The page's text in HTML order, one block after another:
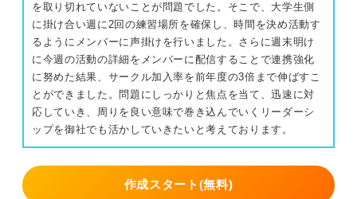
を取り切れていないことが問題でした。そこで、大学生側
に掛け合い週に2回の練習場所を確保し、時間を決め活動す
るようにメンバーに声掛けを行いました。さらに週末明け
に今週の活動の詳細をメンバーに配信することで連携強化
に努めた結果、サークル加入率を前年度の3倍まで伸ばすこ
とができました。問題にしっかりと焦点を当て、迅速に対
応していき、周りを良い意味で巻き込んでいくリーダーシ
ップを御社でも活かしていきたいと考えております。
作成スタート(無料)